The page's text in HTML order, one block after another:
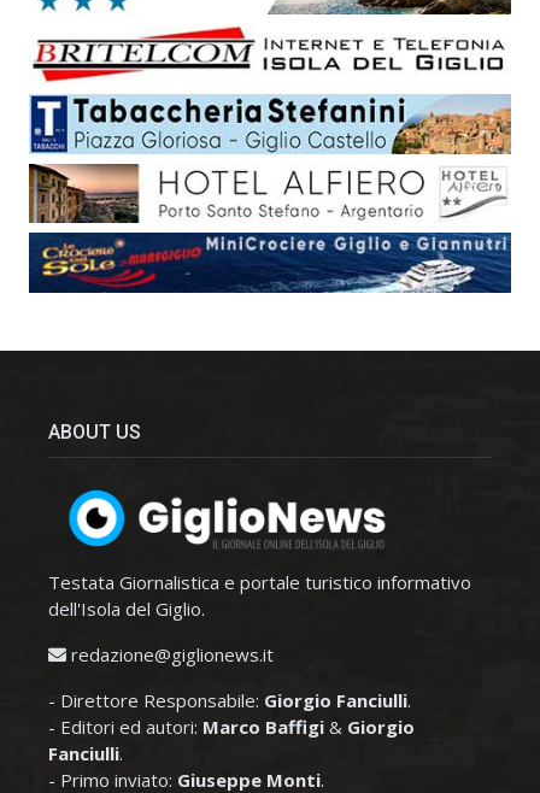
ABOUT US
Testata Giornalistica e portale turistico informativo
dell'Isola del Giglio.
redazione@giglionews.it
- Direttore Responsabile: Giorgio Fanciulli.
- Editori ed autori: Marco Baffigi & Giorgio
Fanciulli.
- Primo inviato: Giuseppe Monti.